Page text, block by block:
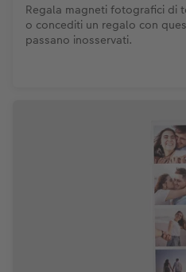
Regala magneti fotografici di
o concediti un regalo con
passano inosservati.